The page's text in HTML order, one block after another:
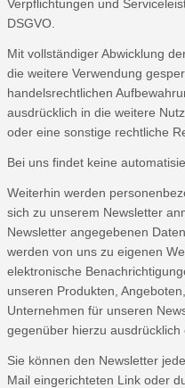
Verpflichtungen und
DSGVO.
Mit vollständiger Abwicklung
die weitere Verwendung
handelsrechtlichen
ausdrücklich in die weitere
oder eine sonstige rechtliche
Bei uns findet keine
Weiterhin werden
sich zu unserem Newsletter
Newsletter angegebenen
werden von uns zu eigenen
elektronische
unseren Produkten,
Unternehmen für unseren
gegenüber hierzu ausdrücklich
Sie können den Newsletter
Mail eingerichteten Link oder